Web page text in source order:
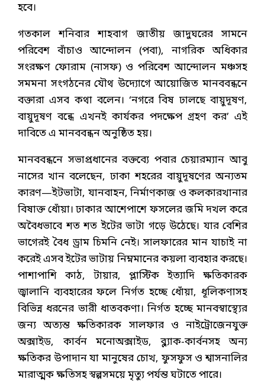
হবে।
গতকাল শনিবার শাহবাগ জাতীয় জাদুঘরের সামনে
পরিবেশ বাঁচাও আন্দোলন (পবা), নাগরিক অধিকার
সংরক্ষণ ফোরাম (নাসফ) ও পরিবেশ আন্দোলন মঞ্চসহ
সমমনা সংগঠনের যৌথ উদ্যোগে আয়োজিত মানববন্ধনে
বক্তারা এসব কথা বলেন। ‘নগরে বিষ ঢালছে বায়ুদূষণ,
বায়ুদূষণ বন্ধে এখনই কার্যকর পদক্ষেপ গ্রহণ কর’ এই
দাবিতে এ মানববন্ধন অনুষ্ঠিত হয়।
মানববন্ধনে সভাপ্রধানের বক্তব্যে পবার চেয়ারম্যান আবু
নাসের খান বলেছেন, ঢাকা শহরের বায়ুদূষণের অন্যতম
কারণ—ইটভাটা, যানবাহন, নির্মাণকাজ ও কলকারখানার
বিষাক্ত ধোঁয়া। ঢাকার আশেপাশে ফসলের জমি দখল করে
অবৈধভাবে শত শত ইটের ভাটা গড়ে উঠেছে। যার বেশির
ভাগেরই বৈধ ড্রাম চিমনি নেই। সালফারের মান যাচাই না
করেই এসব ইটের ভাটায় নিম্নমানের কয়লা ব্যবহার করছে।
পাশাপাশি কাঠ, টায়ার, প্লাস্টিক ইত্যাদি ক্ষতিকারক
জ্বালানি ব্যবহারের ফলে নির্গত হচ্ছে ধোঁয়া, ধূলিকণাসহ
বিভিন্ন ধরনের ভারী ধাতবকণা। নির্গত হচ্ছে মানবস্বাস্থ্যের
জন্য অত্যন্ত ক্ষতিকারক সালফার ও নাইট্রোজেনযুক্ত
অক্সাইড, কার্বন মনোঅক্সাইড, ব্ল্যাক-কার্বনসহ অন্য
ক্ষতিকর উপাদান যা মানুষের চোখ, ফুসফুস ও শ্বাসনালির
মারাত্মক ক্ষতিসহ স্বল্পসময়ে মৃত্যু পর্যন্ত ঘটাতে পারে।